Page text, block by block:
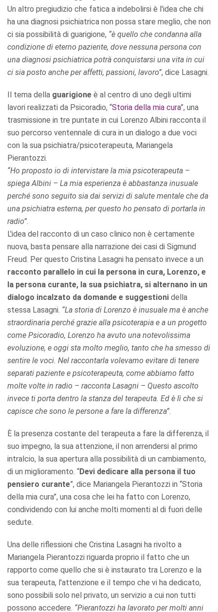
Un altro pregiudizio che fatica a indebolirsi è l'idea che chi
ha una diagnosi psichiatrica non possa stare meglio, che non
ci sia possibilità di guarigione, “è quello che condanna alla
condizione di eterno paziente, dove nessuna persona con
una diagnosi psichiatrica potrà conquistarsi una vita in cui
ci sia posto anche per affetti, passioni, lavoro”, dice Lasagni.
Il tema della guarigione è al centro di uno degli ultimi
lavori realizzati da Psicoradio, “Storia della mia cura”, una
trasmissione in tre puntate in cui Lorenzo Albini racconta il
suo percorso ventennale di cura in un dialogo a due voci
con la sua psichiatra/psicoterapeuta, Mariangela
Pierantozzi.
“Ho proposto io di intervistare la mia psicoterapeuta –
spiega Albini – La mia esperienza è abbastanza inusuale
perché sono seguito sia dai servizi di salute mentale che da
una psichiatra esterna, per questo ho pensato di portarla in
radio”.
L'idea del racconto di un caso clinico non è certamente
nuova, basta pensare alla narrazione dei casi di Sigmund
Freud. Per questo Cristina Lasagni ha pensato invece a un
racconto parallelo in cui la persona in cura, Lorenzo, e
la persona curante, la sua psichiatra, si alternano in un
dialogo incalzato da domande e suggestioni della
stessa Lasagni. “La storia di Lorenzo è inusuale ma è anche
straordinaria perché grazie alla psicoterapia e a un progetto
come Psicoradio, Lorenzo ha avuto una notevolissima
evoluzione, e oggi sta molto meglio, tanto che ha smesso di
sentire le voci. Nel raccontarla volevamo evitare di tenere
separati paziente e psicoterapeuta, come abbiamo fatto
molte volte in radio – racconta Lasagni – Questo ascolto
invece ti porta dentro la stanza del terapeuta. Ed è lì che si
capisce che sono le persone a fare la differenza”.
È la presenza costante del terapeuta a fare la differenza, il
suo impegno, la sua attenzione, il non arrendersi al primo
intralcio, la sua apertura alla possibilità di un cambiamento,
di un miglioramento. “Devi dedicare alla persona il tuo
pensiero curante”, dice Mariangela Pierantozzi in “Storia
della mia cura”, una cosa che lei ha fatto con Lorenzo,
condividendo con lui anche molti momenti al di fuori delle
sedute.
Una delle riflessioni che Cristina Lasagni ha rivolto a
Mariangela Pierantozzi riguarda proprio il fatto che un
rapporto come quello che si è instaurato tra Lorenzo e la
sua terapeuta, l'attenzione e il tempo che vi ha dedicato,
sono possibili solo nel privato, un servizio a cui non tutti
possono accedere. “Pierantozzi ha lavorato per molti anni